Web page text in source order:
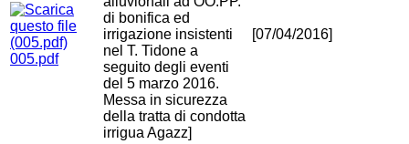
005.pdf
di bonifica ed
irrigazione insistenti
nel T. Tidone a
seguito degli eventi
del 5 marzo 2016.
Messa in sicurezza
della tratta di condotta
irrigua Agazz]
[07/04/2016]